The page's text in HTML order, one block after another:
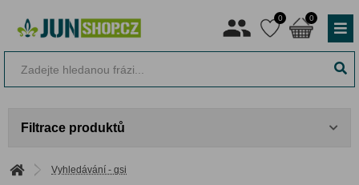
0 0
Filtrace produktů
Vyhledávání - gsi